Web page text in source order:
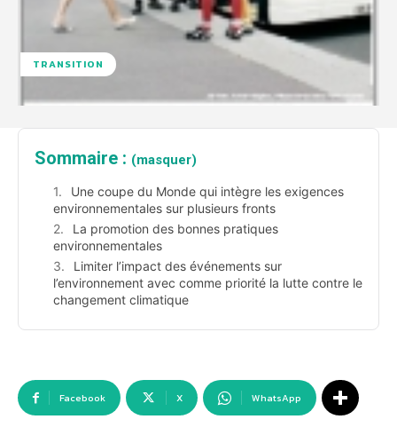
TRANSITION
Sommaire : (masquer)
Une coupe du Monde qui intègre les exigences
environnementales sur plusieurs fronts
La promotion des bonnes pratiques
environnementales
Limiter l’impact des événements sur
l’environnement avec comme priorité la lutte contre le
changement climatique
Facebook X WhatsApp